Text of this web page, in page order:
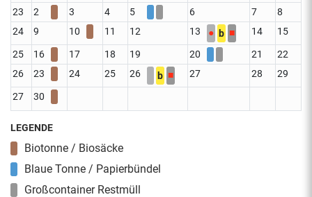
23 2 3 4 5 6 7
8
24
9 10 11 12 13 ● b ■ 14 15
25 16 17 18 19 20 21
22
26
23 24 25 26 b ■ 27 28 29
27 30
LEGENDE
Biotonne / Biosäcke
Blaue Tonne / Papierbündel
Großcontainer Restmüll